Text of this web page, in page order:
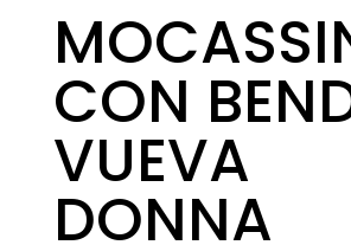
CON
VUEVA
DONNA